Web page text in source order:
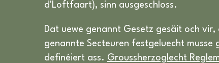
d'Loftfaart), sinn ausgeschloss.
Dat uewe genannt Gesetz gesäit och
genannte Secteuren festgeluecht
definéiert ass. Groussherzoglecht